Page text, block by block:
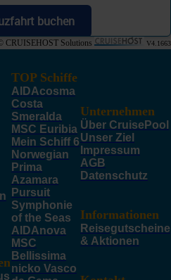
buchen
CRUISEHOST Solutions V4.1663
TOP Schiffe
AIDAcosma
Costa
Smeralda
MSC Euribia
Mein Schiff 6
Norwegian
Prima
Azamara
Pursuit
Symphonie
of the Seas
AIDAnova
MSC
Bellissima
nicko Vasco
Unternehmen
Über CruisePool
Unser Ziel
Impressum
AGB
Datenschutz
Informationen
Reisegutscheine
& Aktionen